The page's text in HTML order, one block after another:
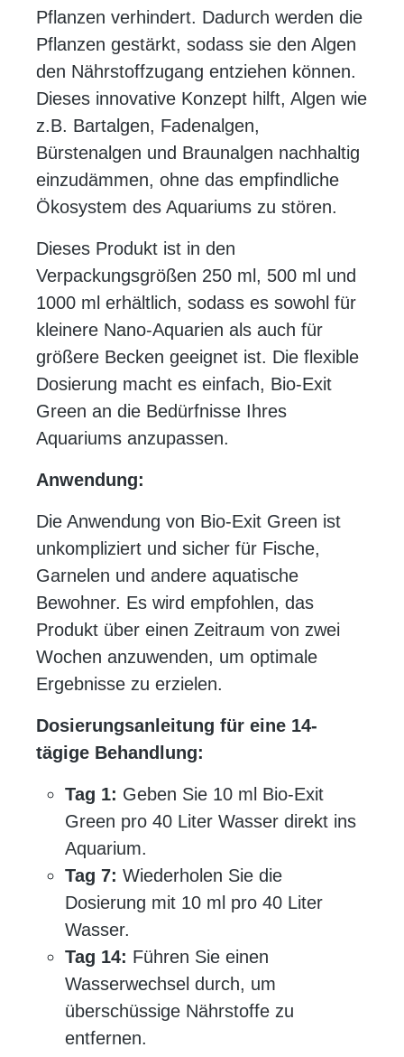
Pflanzen verhindert. Dadurch werden die
Pflanzen gestärkt, sodass sie den Algen
den Nährstoffzugang entziehen können.
Dieses innovative Konzept hilft, Algen wie
z.B. Bartalgen, Fadenalgen,
Bürstenalgen und Braunalgen nachhaltig
einzudämmen, ohne das empfindliche
Ökosystem des Aquariums zu stören.
Dieses Produkt ist in den
Verpackungsgrößen 250 ml, 500 ml und
1000 ml erhältlich, sodass es sowohl für
kleinere Nano-Aquarien als auch für
größere Becken geeignet ist. Die flexible
Dosierung macht es einfach, Bio-Exit
Green an die Bedürfnisse Ihres
Aquariums anzupassen.
Anwendung:
Die Anwendung von Bio-Exit Green ist
unkompliziert und sicher für Fische,
Garnelen und andere aquatische
Bewohner. Es wird empfohlen, das
Produkt über einen Zeitraum von zwei
Wochen anzuwenden, um optimale
Ergebnisse zu erzielen.
Dosierungsanleitung für eine 14-
tägige Behandlung:
Tag 1: Geben Sie 10 ml Bio-Exit
Green pro 40 Liter Wasser direkt ins
Aquarium.
Tag 7: Wiederholen Sie die
Dosierung mit 10 ml pro 40 Liter
Wasser.
Tag 14: Führen Sie einen
Wasserwechsel durch, um
überschüssige Nährstoffe zu
entfernen.